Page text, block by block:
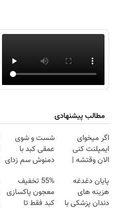
مطالب پیشنهادی
اگر میخوای
ایمپلنت کنی
الان وقتشه |
میلیون تومان!!!
شست و شوی
عمقی کبد با
دمنوش سم زدای
پایان دغدغه
هزینه های
دندان پزشکی با
55% تخفیف
معجون پاکسازی
کبد فقط تا